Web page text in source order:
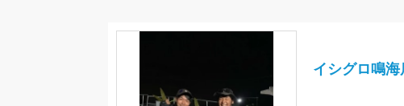
イシグロ鳴